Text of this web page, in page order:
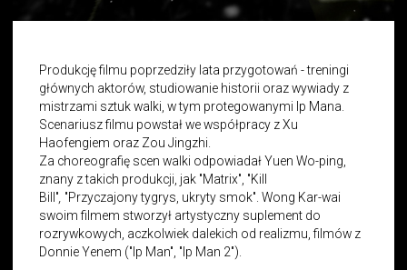
Produkcję filmu poprzedziły lata przygotowań - treningi
głównych aktorów, studiowanie historii oraz wywiady z
mistrzami sztuk walki, w tym protegowanymi Ip Mana.
Scenariusz filmu powstał we współpracy z Xu
Haofengiem oraz Zou Jingzhi.
Za choreografię scen walki odpowiadał Yuen Wo-ping,
znany z takich produkcji, jak "Matrix", "Kill
Bill" "Przyczajony tygrys, ukryty smok". Wong Kar-wai
swoim filmem stworzył artystyczny suplement do
rozrywkowych, aczkolwiek dalekich od realizmu, filmów z
Donnie Yenem ("Ip Man", "Ip Man 2").